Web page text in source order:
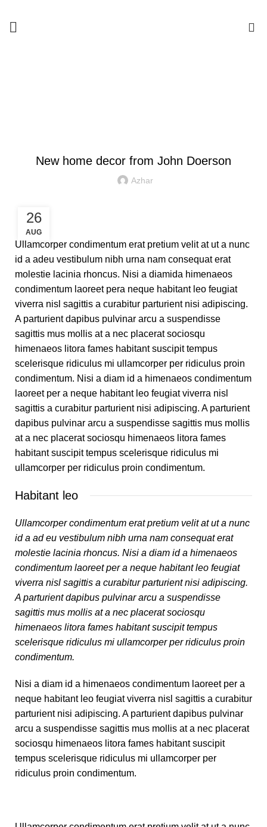
New home decor from John Doerson
Azhar
26
AUG
Ullamcorper condimentum erat pretium velit at ut a nunc
id a adeu vestibulum nibh urna nam consequat erat
molestie lacinia rhoncus. Nisi a diamida himenaeos
condimentum laoreet pera neque habitant leo feugiat
viverra nisl sagittis a curabitur parturient nisi adipiscing.
A parturient dapibus pulvinar arcu a suspendisse
sagittis mus mollis at a nec placerat sociosqu
himenaeos litora fames habitant suscipit tempus
scelerisque ridiculus mi ullamcorper per ridiculus proin
condimentum. Nisi a diam id a himenaeos condimentum
laoreet per a neque habitant leo feugiat viverra nisl
sagittis a curabitur parturient nisi adipiscing. A parturient
dapibus pulvinar arcu a suspendisse sagittis mus mollis
at a nec placerat sociosqu himenaeos litora fames
habitant suscipit tempus scelerisque ridiculus mi
ullamcorper per ridiculus proin condimentum.
Habitant leo
Ullamcorper condimentum erat pretium velit at ut a nunc
id a ad eu vestibulum nibh urna nam consequat erat
molestie lacinia rhoncus. Nisi a diam id a himenaeos
condimentum laoreet per a neque habitant leo feugiat
viverra nisl sagittis a curabitur parturient nisi adipiscing.
A parturient dapibus pulvinar arcu a suspendisse
sagittis mus mollis at a nec placerat sociosqu
himenaeos litora fames habitant suscipit tempus
scelerisque ridiculus mi ullamcorper per ridiculus proin
condimentum.
Nisi a diam id a himenaeos condimentum laoreet per a
neque habitant leo feugiat viverra nisl sagittis a curabitur
parturient nisi adipiscing. A parturient dapibus pulvinar
arcu a suspendisse sagittis mus mollis at a nec placerat
sociosqu himenaeos litora fames habitant suscipit
tempus scelerisque ridiculus mi ullamcorper per
ridiculus proin condimentum.